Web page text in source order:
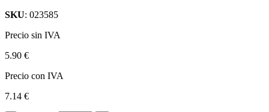
SKU: 023585
Precio sin IVA
5.90 €
Precio con IVA
7.14 €